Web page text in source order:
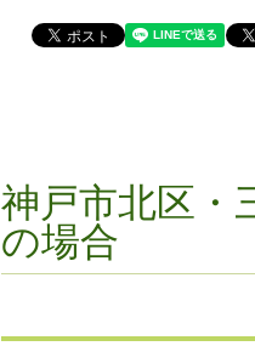
神戸市北区・
の場合